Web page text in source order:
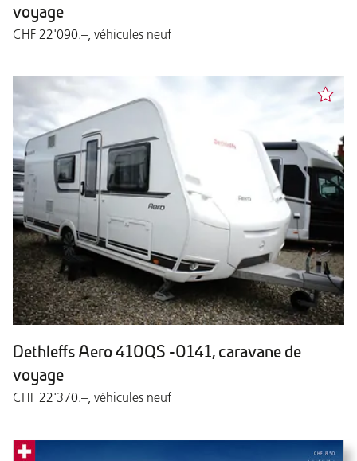
voyage
CHF 22'090.–, véhicules neuf
Dethleffs Aero 410QS -0141, caravane de
voyage
CHF 22'370.–, véhicules neuf